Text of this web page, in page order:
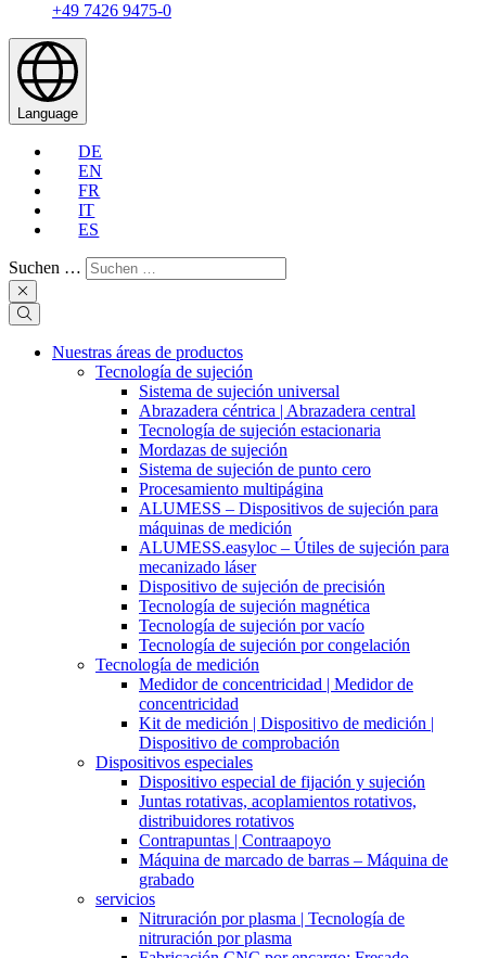
+49 7426 9475-0
Language
DE
EN
FR
IT
ES
Suchen …
Nuestras áreas de productos
Tecnología de sujeción
Sistema de sujeción universal
Abrazadera céntrica | Abrazadera central
Tecnología de sujeción estacionaria
Mordazas de sujeción
Sistema de sujeción de punto cero
Procesamiento multipágina
ALUMESS – Dispositivos de sujeción para
máquinas de medición
ALUMESS.easyloc – Útiles de sujeción para
mecanizado láser
Dispositivo de sujeción de precisión
Tecnología de sujeción magnética
Tecnología de sujeción por vacío
Tecnología de sujeción por congelación
Tecnología de medición
Medidor de concentricidad | Medidor de
concentricidad
Kit de medición | Dispositivo de medición |
Dispositivo de comprobación
Dispositivos especiales
Dispositivo especial de fijación y sujeción
Juntas rotativas, acoplamientos rotativos,
distribuidores rotativos
Contrapuntas | Contraapoyo
Máquina de marcado de barras – Máquina de
grabado
servicios
Nitruración por plasma | Tecnología de
nitruración por plasma